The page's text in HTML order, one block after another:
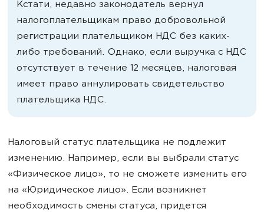
Кстати, недавно законодатель вернул
налогоплательщикам право добровольной
регистрации плательщиком НДС без каких-
либо требований. Однако, если выручка с НДС
отсутствует в течение 12 месяцев, налоговая
имеет право аннулировать свидетельство
плательщика НДС.
Налоговый статус плательщика не подлежит
изменению. Например, если вы выбрали статус
«Физическое лицо», то не сможете изменить его
на «Юридическое лицо». Если возникнет
необходимость смены статуса, придется